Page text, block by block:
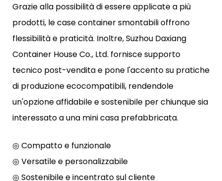
Grazie alla possibilità di essere applicate a più
prodotti, le case container smontabili offrono
flessibilità e praticità. Inoltre, Suzhou Daxiang
Container House Co., Ltd. fornisce supporto
tecnico post-vendita e pone l'accento su pratiche
di produzione ecocompatibili, rendendole
un'opzione affidabile e sostenibile per chiunque sia
interessato a una mini casa prefabbricata.
◎ Compatto e funzionale
◎ Versatile e personalizzabile
◎ Sostenibile e incentrato sul cliente